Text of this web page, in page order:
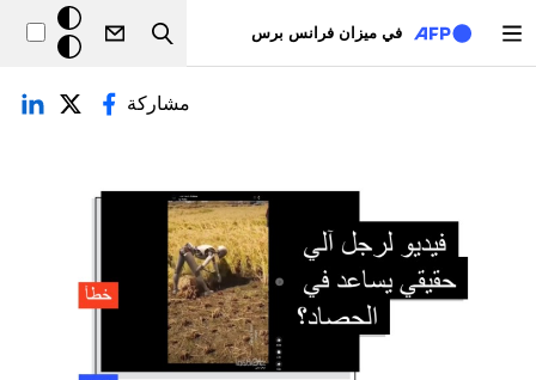
في ميزان فرانس برس
Search
خلفيّة
داكنة
التبويبات الأساسية
مشاركة